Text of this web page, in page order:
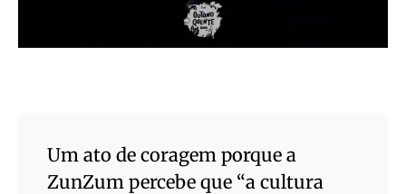
Um ato de coragem porque a
ZunZum percebe que “a cultura